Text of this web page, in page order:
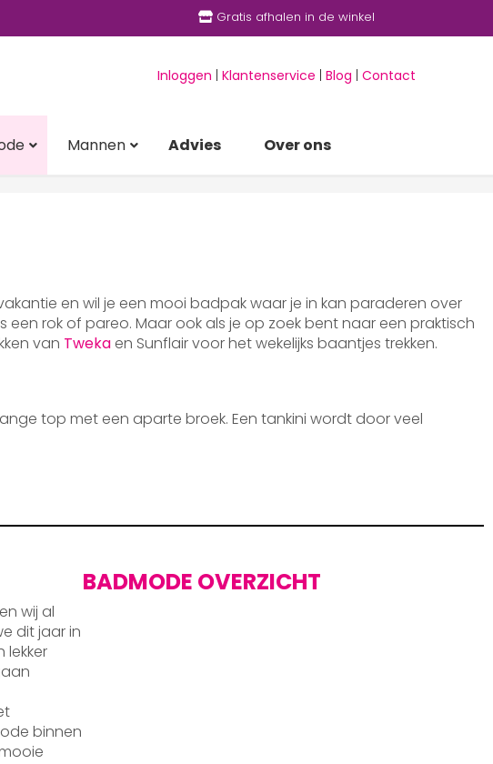
Gratis afhalen in de winkel
Inloggen Klantenservice Blog Contact
Mannen Advies Over ons
en wil je een mooi badpak waar je in kan paraderen over
rok of pareo. Maar ook als je op zoek bent naar een praktisch
van Tweka en Sunflair voor het wekelijks baantjes trekken.
top met een aparte broek. Een tankini wordt door veel
wij al
dit jaar in
binnen
BADMODE OVERZICHT